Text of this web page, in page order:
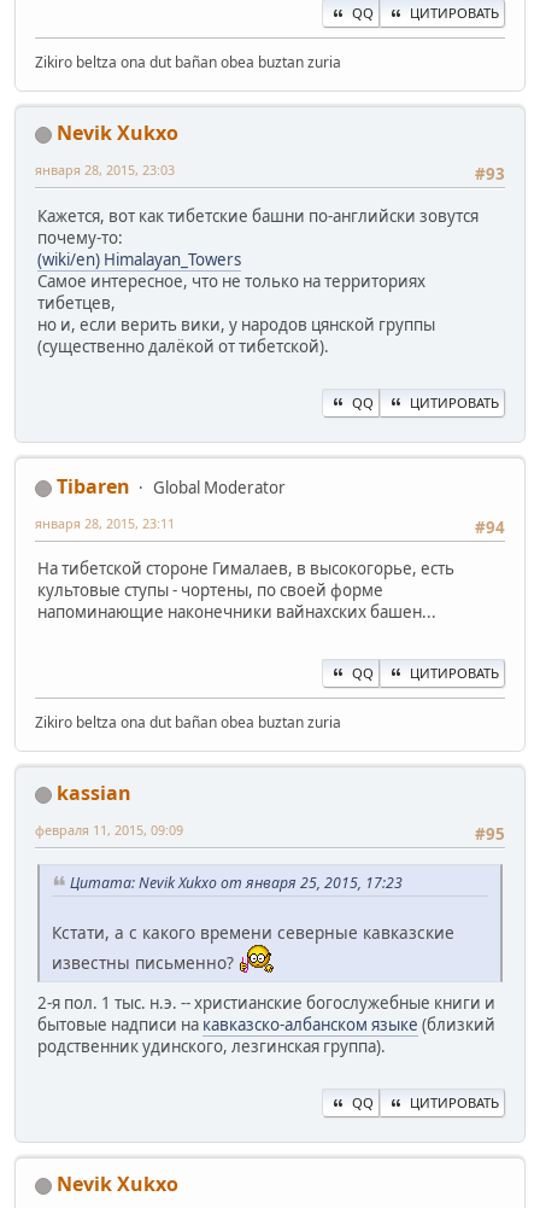
QQ ЦИТИРОВАТЬ
Zikiro beltza ona dut bañan obea buztan zuria
Nevik Xukxo
#93
января 28, 2015, 23:03
Кажется, вот как тибетские башни по-английски зовутся
почему-то:
(wiki/en) Himalayan_Towers
Самое интересное, что не только на территориях
тибетцев,
но и, если верить вики, у народов цянской группы
(существенно далёкой от тибетской).
QQ ЦИТИРОВАТЬ
Tibaren
Global Moderator
#94
января 28, 2015, 23:11
На тибетской стороне Гималаев, в высокогорье, есть
культовые ступы - чортены, по своей форме
напоминающие наконечники вайнахских башен...
QQ ЦИТИРОВАТЬ
Zikiro beltza ona dut bañan obea buztan zuria
kassian
#95
февраля 11, 2015, 09:09
Цитата: Nevik Xukxo от января 25, 2015, 17:23
Кстати, а с какого времени северные кавказские
известны письменно?
2-я пол. 1 тыс. н.э. -- христианские богослужебные книги и
бытовые надписи на кавказско-албанском языке (близкий
родственник удинского, лезгинская группа).
QQ ЦИТИРОВАТЬ
Nevik Xukxo